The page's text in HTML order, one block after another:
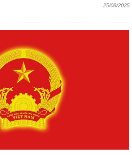
25/08/2025